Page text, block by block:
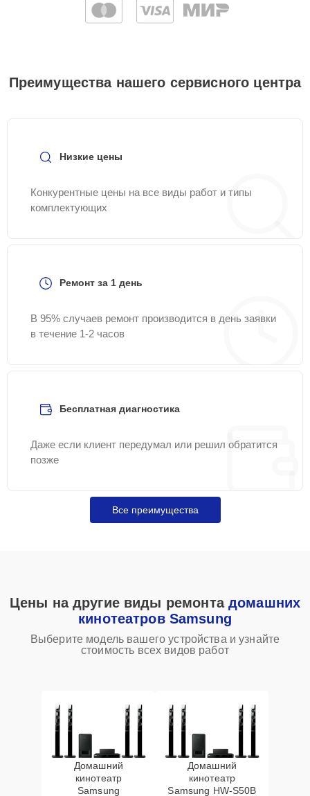
Преимущества нашего сервисного центра
Низкие цены
Конкурентные цены на все виды работ и типы
комплектующих
Ремонт за 1 день
В 95% случаев ремонт производится в день заявки
в течение 1-2 часов
Бесплатная диагностика
Даже если клиент передумал или решил обратится
позже
Все преимущества
Цены на другие виды ремонта домашних
кинотеатров Samsung
Выберите модель вашего устройства и узнайте
стоимость всех видов работ
Домашний
кинотеатр
Samsung
Домашний
кинотеатр
Samsung HW‑S50B